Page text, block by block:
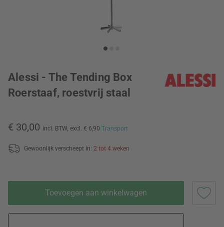
Alessi - The Tending Box
Roerstaaf, roestvrij staal
€ 30,00 incl. BTW, excl. € 6,90 Transport
Gewoonlijk verscheept in: 2 tot 4 weken
Toevoegen aan winkelwagen